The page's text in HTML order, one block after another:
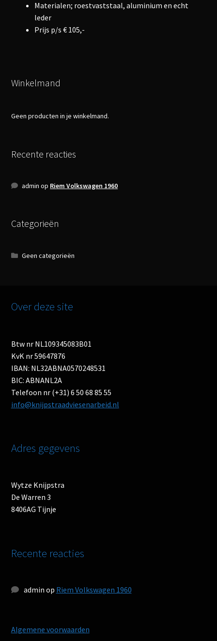
Materialen; roestvaststaal, aluminium en echt
leder
Prijs p/s € 105,-
Winkelmand
Geen producten in je winkelmand.
Recente reacties
admin op Riem Volkswagen 1960
Categorieën
Geen categorieën
Over deze site
Btw nr NL109345083B01
KvK nr 59647876
IBAN: NL32ABNA0570248531
BIC: ABNANL2A
Telefoon nr (+31) 6 50 68 85 55
info@knijpstraadviesenarbeid.nl
Adres gegevens
Wytze Knijpstra
De Warren 3
8406AG Tijnje
Recente reacties
admin op Riem Volkswagen 1960
Algemene voorwaarden